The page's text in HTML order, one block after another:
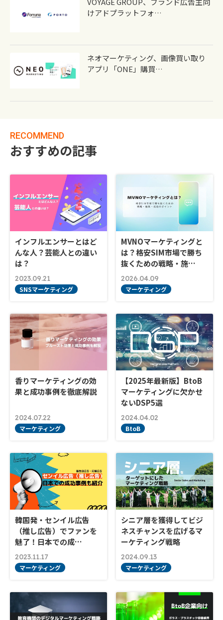
けアドプラットフォ…
ネオマーケティング、画像買い取り
アプリ「ONE」購買…
RECOMMEND
おすすめの記事
インフルエンサーとはど
んな人？芸能人との違い
は？
2023.09.21
SNSマーケティング
MVNOマーケティングと
は？格安SIM市場で勝ち
抜くための戦略・施…
2026.04.09
マーケティング
香りマーケティングの効
果と成功事例を徹底解説
2024.07.22
マーケティング
【2025年最新版】BtoB
マーケティングに欠かせ
ないDSP5選
2024.04.02
BtoB
韓国発・センイル広告
（推し広告）でファンを
魅了！日本での成…
2023.11.17
マーケティング
シニア層を獲得してビジ
ネスチャンスを広げるマ
ーケティング戦略
2024.09.13
マーケティング